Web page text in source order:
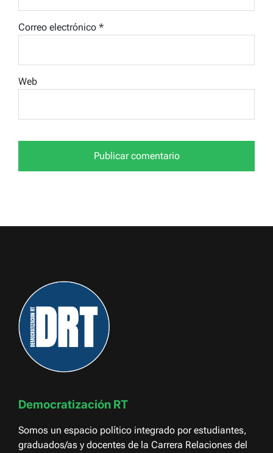
Correo electrónico *
Web
Democratización RT
Somos un espacio político integrado por estudiantes,
graduados/as y docentes de la Carrera Relaciones del